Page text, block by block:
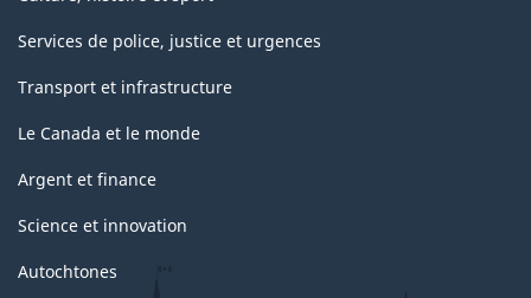
Services de police, justice et urgences
Transport et infrastructure
Le Canada et le monde
Argent et finance
Science et innovation
Autochtones